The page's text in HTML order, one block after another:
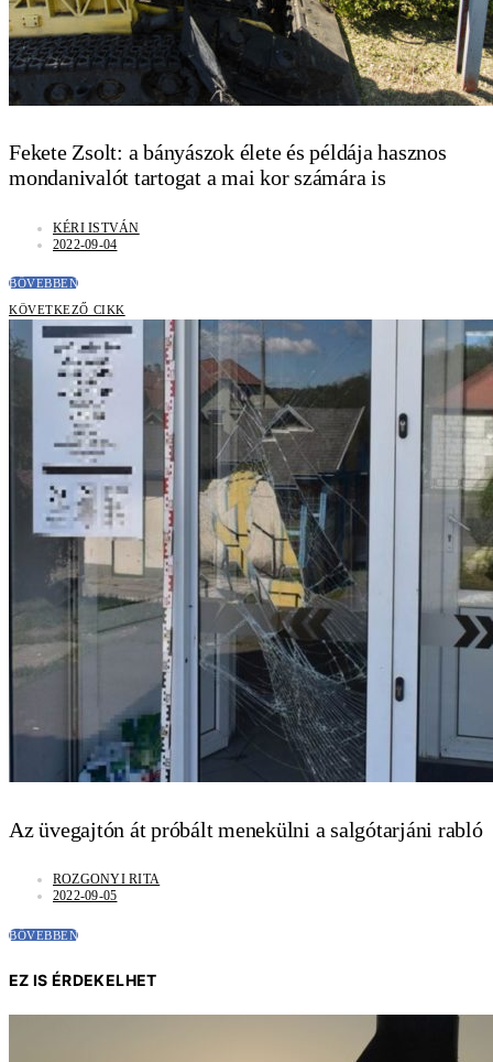
Fekete Zsolt: a bányászok élete és példája hasznos
mondanivalót tartogat a mai kor számára is
KÉRI ISTVÁN
2022-09-04
BŐVEBBEN
KÖVETKEZŐ CIKK
Az üvegajtón át próbált menekülni a salgótarjáni rabló
ROZGONYI RITA
2022-09-05
BŐVEBBEN
EZ IS ÉRDEKELHET